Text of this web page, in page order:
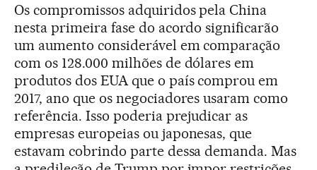
Os compromissos adquiridos pela China
nesta primeira fase do acordo significarão
um aumento considerável em comparação
com os 128.000 milhões de dólares em
produtos dos EUA que o país comprou em
2017, ano que os negociadores usaram como
referência. Isso poderia prejudicar as
empresas europeias ou japonesas, que
estavam cobrindo parte dessa demanda. Mas